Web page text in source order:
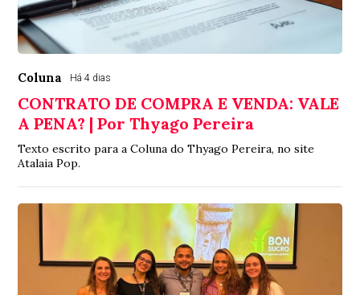
Coluna Há 4 dias
CONTRATO DE COMPRA E VENDA: VALE
A PENA? | Por Thyago Pereira
Texto escrito para a Coluna do Thyago Pereira, no site
Atalaia Pop.